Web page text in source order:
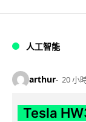
人工智能
arthur 20 小
Tesla